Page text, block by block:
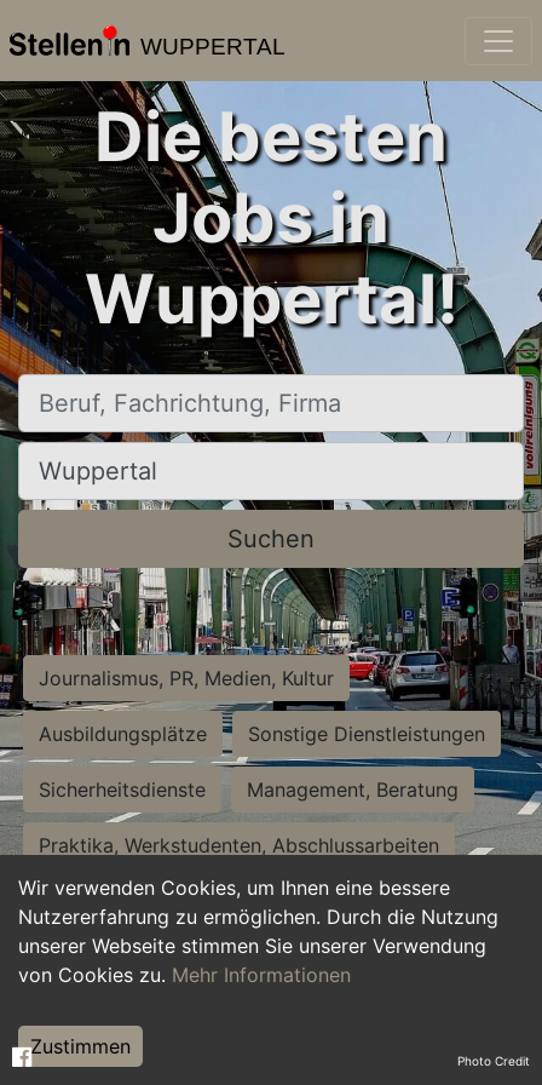
WUPPERTAL
Wir verwenden Cookies, um Ihnen eine bessere
Nutzererfahrung zu ermöglichen. Durch die Nutzung
unserer Webseite stimmen Sie unserer Verwendung
von Cookies zu. Mehr Informationen
Zustimmen
Die besten
Jobs in
Wuppertal!
Beruf, Fachrichtung, Firma
Ort, Stadt
Suchen
Journalismus, PR, Medien, Kultur
Ausbildungsplätze Sonstige Dienstleistungen
Sicherheitsdienste Management, Beratung
Praktika, Werkstudenten, Abschlussarbeiten
Personalwesen Assistenz, Sekretariat
Hilfskräfte, Aushilfs- und Nebenjobs
Weiterbildung, Studium, duale Ausbildung Photo Credit